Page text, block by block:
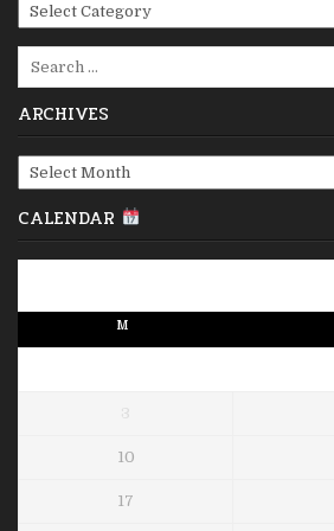
Categories
ARCHIVES
Archives
CALENDAR
M
3
10
17